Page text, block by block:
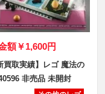
額￥1,600円
買取実績】レゴ 魔法の
非売品 未開封